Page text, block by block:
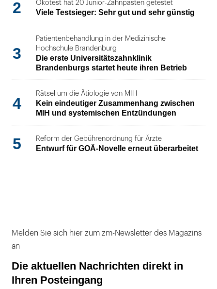
2 Ökotest hat 20 Junior-Zahnpasten getestet
Viele Testsieger: Sehr gut und sehr günstig
3
Patientenbehandlung in der Medizinische
Hochschule Brandenburg
Die erste Universitätszahnklinik
Brandenburgs startet heute ihren Betrieb
4
Rätsel um die Ätiologie von MIH
Kein eindeutiger Zusammenhang zwischen
MIH und systemischen Entzündungen
5 Reform der Gebührenordnung für Ärzte
Entwurf für GOÄ-Novelle erneut überarbeitet
Melden Sie sich hier zum zm-Newsletter des Magazins
an
Die aktuellen Nachrichten direkt in
Ihren Posteingang